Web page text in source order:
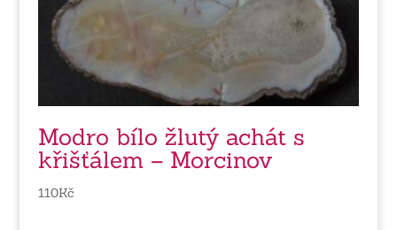
Modro bílo žlutý achát s
křišťálem – Morcinov
110Kč